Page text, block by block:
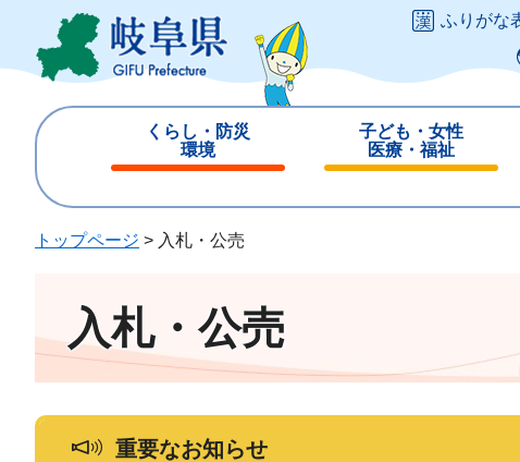
ジ
ュ
ふりがな
くらし・防災
環境
じ
子ども・女性
医療・福祉
じ
トップページ > 入札・公売
入札・公売
重要なお知らせ